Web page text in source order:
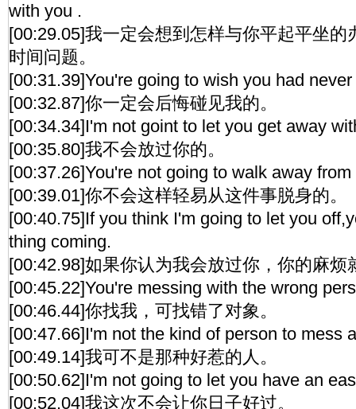
with you .
[00:29.05]我一定会想到怎样与你平起平坐的
时间问题。
[00:31.39]You're going to wish you had
[00:32.87]你一定会后悔碰见我的。
[00:34.34]I'm not goint to let you get away
[00:35.80]我不会放过你的。
[00:37.26]You're not going to walk away
[00:39.01]你不会这样轻易从这件事脱身的。
[00:40.75]If you think I'm going to let you
thing coming.
[00:42.98]如果你认为我会放过你，你的麻烦
[00:45.22]You're messing with the wrong
[00:46.44]你找我，可找错了对象。
[00:47.66]I'm not the kind of person to mess
[00:49.14]我可不是那种好惹的人。
[00:50.62]I'm not going to let you have an
[00:52.04]我这次不会让你日子好过。